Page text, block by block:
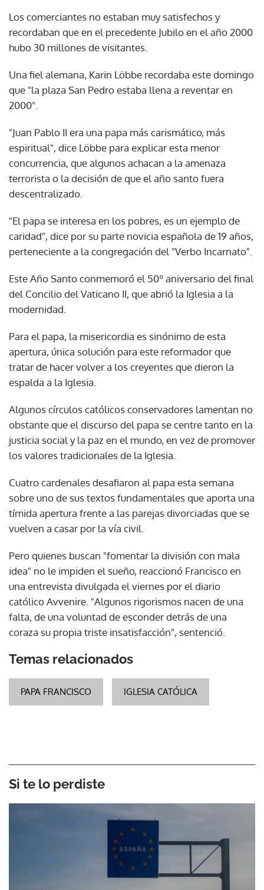
Los comerciantes no estaban muy satisfechos y
recordaban que en el precedente Jubilo en el año 2000
hubo 30 millones de visitantes.
Una fiel alemana, Karin Löbbe recordaba este domingo
que "la plaza San Pedro estaba llena a reventar en
2000".
"Juan Pablo II era una papa más carismático, más
espiritual", dice Löbbe para explicar esta menor
concurrencia, que algunos achacan a la amenaza
terrorista o la decisión de que el año santo fuera
descentralizado.
"El papa se interesa en los pobres, es un ejemplo de
caridad", dice por su parte novicia española de 19 años,
perteneciente a la congregación del "Verbo Incarnato".
Este Año Santo conmemoró el 50º aniversario del final
del Concilio del Vaticano II, que abrió la Iglesia a la
modernidad.
Para el papa, la misericordia es sinónimo de esta
apertura, única solución para este reformador que
tratar de hacer volver a los creyentes que dieron la
espalda a la Iglesia.
Algunos círculos católicos conservadores lamentan no
obstante que el discurso del papa se centre tanto en la
justicia social y la paz en el mundo, en vez de promover
los valores tradicionales de la Iglesia.
Cuatro cardenales desafiaron al papa esta semana
sobre uno de sus textos fundamentales que aporta una
tímida apertura frente a las parejas divorciadas que se
vuelven a casar por la vía civil.
Pero quienes buscan "fomentar la división con mala
idea" no le impiden el sueño, reaccionó Francisco en
una entrevista divulgada el viernes por el diario
católico Avvenire. "Algunos rigorismos nacen de una
falta, de una voluntad de esconder detrás de una
coraza su propia triste insatisfacción", sentenció.
Temas relacionados
PAPA FRANCISCO IGLESIA CATÓLICA
Si te lo perdiste